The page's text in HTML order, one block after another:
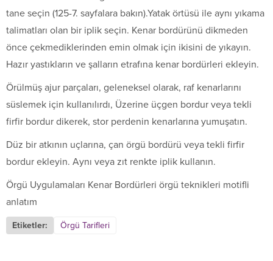
tane seçin (125-7. sayfalara bakın).Yatak örtüsü ile aynı yıkama
talimatları olan bir iplik seçin. Kenar bordürünü dikmeden
önce çekme­diklerinden emin olmak için ikisini de yıkayın.
Hazır yastıkların ve şalların etrafına kenar bordürleri ekleyin.
Örülmüş ajur parçaları, geleneksel olarak, raf kenarlarını
süslemek için kullanılırdı, Üzerine üçgen bordur veya tekli
firfir bordur dikerek, stor perdenin kenarlarına yumuşatın.
Düz bir atkının uçlarına, çan örgü bordürü veya tekli firfir
bordur ekleyin. Aynı veya zıt renkte iplik kullanın.
Örgü Uygulamaları Kenar Bordürleri örgü teknikleri motifli
anlatım
Etiketler: Örgü Tarifleri